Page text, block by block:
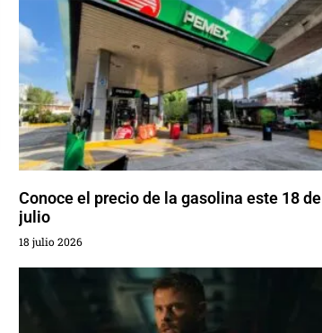
Conoce el precio de la gasolina este 18 de
julio
18 julio 2026